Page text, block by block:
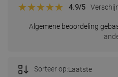
Algemene beoordeling
4.9/5
Sorteer op:Laatste